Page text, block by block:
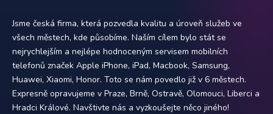
Jsme česká firma, která pozvedla kvalitu a úroveň služeb ve
všech městech, kde působíme. Naším cílem bylo stát se
nejrychlejším a nejlépe hodnoceným servisem mobilních
telefonů značek Apple iPhone, iPad, Macbook, Samsung,
Huawei, Xiaomi, Honor. Toto se nám povedlo již v 6 městech.
Expresně opravujeme v Praze, Brně, Ostravě, Olomouci, Liberci a
Hradci Králové. Navštivte nás a vyzkoušejte něco jiného!